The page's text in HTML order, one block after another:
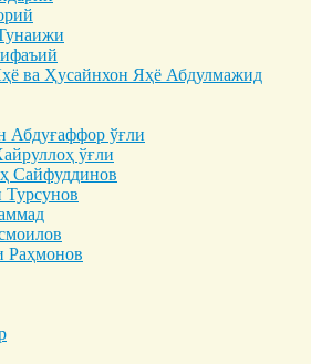
ва Ҳусайнхон Яҳё Абдулмажид
Абдуғаффор ўғли
ўғли
Сайфуддинов
Турсунов
Раҳмонов